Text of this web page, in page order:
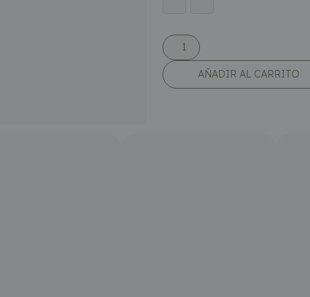
AÑADIR AL CARRITO